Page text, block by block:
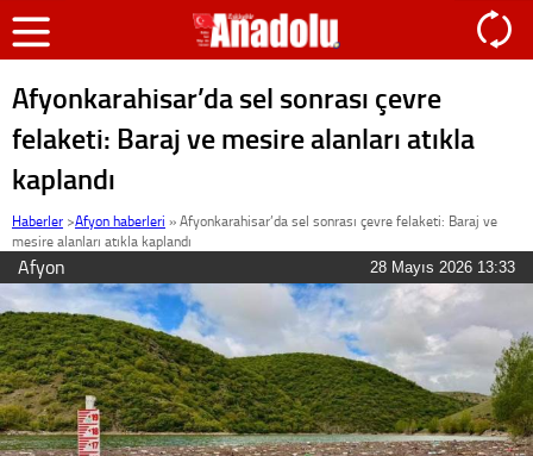
Afyonkarahisar’da sel sonrası çevre
felaketi: Baraj ve mesire alanları atıkla
kaplandı
Haberler >Afyon haberleri »Afyonkarahisar’da sel sonrası çevre felaketi: Baraj ve
mesire alanları atıkla kaplandı
Afyon 28 Mayıs 2026 13:33